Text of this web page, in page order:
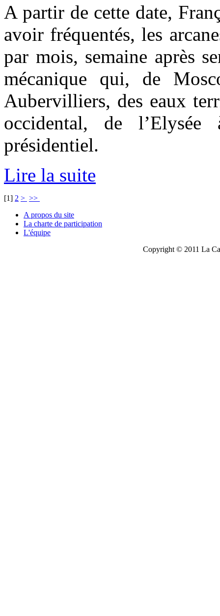
A partir de cette date,
avoir fréquentés, les
par mois, semaine après
mécanique qui, de
Aubervilliers, des eaux
occidental, de
présidentiel.
Lire la suite
[1] 2 > >>
A propos du site
La charte de participation
L'équipe
Copyright © 2011 La